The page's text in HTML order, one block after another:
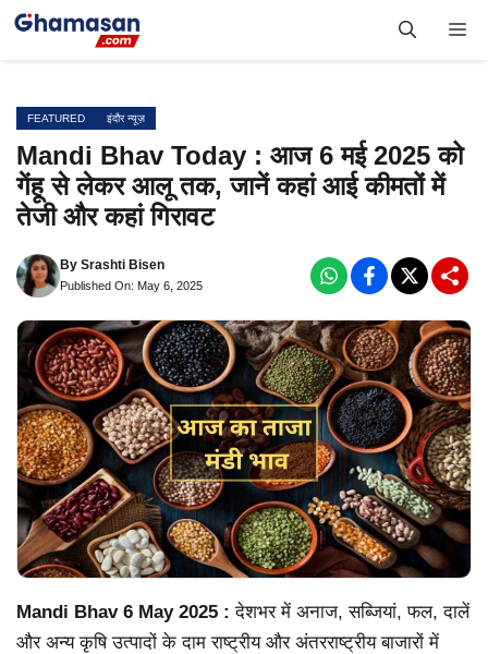
Skip
FEATURED इंदौर न्यूज़
Mandi Bhav Today : आज 6 मई 2025 को
गेंहू से लेकर आलू तक, जानें कहां आई कीमतों में
तेजी और कहां गिरावट
By Srashti Bisen
Published On: May 6, 2025
Mandi Bhav 6 May 2025 : देशभर में अनाज, सब्जियां, फल, दालें
और अन्य कृषि उत्पादों के दाम राष्ट्रीय और अंतरराष्ट्रीय बाजारों में